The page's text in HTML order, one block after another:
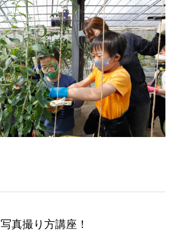
真撮り方講座！